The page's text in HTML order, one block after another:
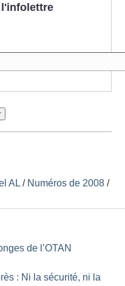
AL / Numéros de 2008 /
de l’OTAN
: Ni la sécurité, ni la